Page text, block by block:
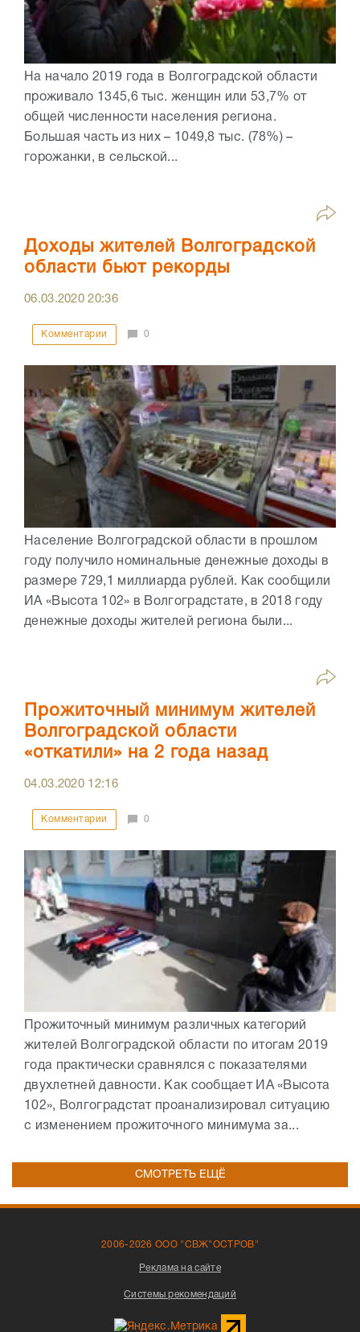
На начало 2019 года в Волгоградской области
проживало 1345,6 тыс. женщин или 53,7% от
общей численности населения региона.
Большая часть из них – 1049,8 тыс. (78%) –
горожанки, в сельской...
Доходы жителей Волгоградской
области бьют рекорды
06.03.202020:36
Комментарии 0
Население Волгоградской области в прошлом
году получило номинальные денежные доходы в
размере 729,1 миллиарда рублей. Как сообщили
ИА «Высота 102» в Волгоградстате, в 2018 году
денежные доходы жителей региона были...
Прожиточный минимум жителей
Волгоградской области
«откатили» на 2 года назад
04.03.2020 12:16
Комментарии 0
Прожиточный минимум различных категорий
жителей Волгоградской области по итогам 2019
года практически сравнялся с показателями
двухлетней давности. Как сообщает ИА «Высота
102», Волгоградстат проанализировал ситуацию
с изменением прожиточного минимума за...
СМОТРЕТЬ ЕЩЁ
2006-2026 ООО "СВЖ"ОСТРОВ"
Реклама на сайте
Системы рекомендаций